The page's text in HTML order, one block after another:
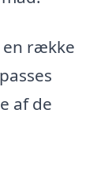
en række
af de